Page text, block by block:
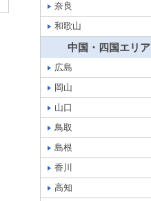
奈良
和歌山
中国・四国エリア
広島
岡山
山口
鳥取
島根
香川
高知